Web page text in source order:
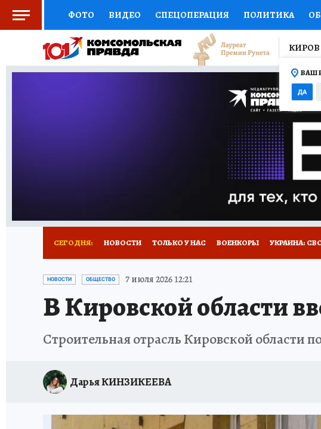
ФОТО ВИДЕО СПЕЦОПЕРАЦИЯ ПОЛИТИКА
СОЦПОДДЕРЖКА НАУКА СПОРТ КОЛУМНИСТЫ
ВЫБОР ЭКСПЕРТОВ ДОКТОР ФИНАНСЫ
ПРОГНОЗЫ НА СПОРТ
ТЕЛЕВИЗОР
НОВОЕ НА САЙТЕ
КИРОВ
ВАШ
ДА
СЕГОДНЯ: НОВОСТИ ТОЛЬКО У НАС ВОЕНКОРЫ УКРАИНА:
ВЯТСКАЯ КУХНЯ ИСПЫТАНО НА СЕБЕ
НОВОСТИ ОБЩЕСТВО 7 июля 2026 12:21
В Кировской области
Строительная отрасль Кировской области
Дарья КИНЗИКЕЕВА